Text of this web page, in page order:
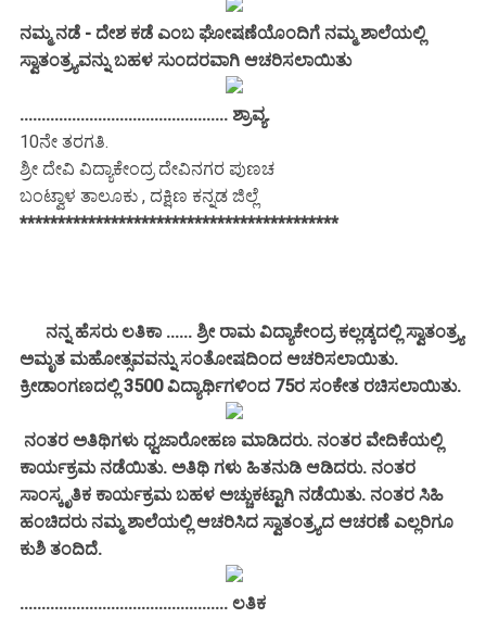
ನಮ್ಮ ನಡೆ - ದೇಶ ಕಡೆ ಎಂಬ ಘೋಷಣೆಯೊಂದಿಗೆ ನಮ್ಮ ಶಾಲೆಯಲ್ಲಿ
ಸ್ವಾತಂತ್ರ್ಯವನ್ನು ಬಹಳ ಸುಂದರವಾಗಿ ಆಚರಿಸಲಾಯಿತು
................................................ ಶ್ರಾವ್ಯ.
10ನೇ ತರಗತಿ.
ಶ್ರೀ ದೇವಿ ವಿದ್ಯಾಕೇಂದ್ರ ದೇವಿನಗರ ಪುಣಚ
ಬಂಟ್ವಾಳ ತಾಲೂಕು , ದಕ್ಷಿಣ ಕನ್ನಡ ಜಿಲ್ಲೆ
******************************************
ನನ್ನ ಹೆಸರು ಲತಿಕಾ ...... ಶ್ರೀ ರಾಮ ವಿದ್ಯಾಕೇಂದ್ರ ಕಲ್ಲಡ್ಕದಲ್ಲಿ ಸ್ವಾತಂತ್ರ್ಯ
ಅಮೃತ ಮಹೋತ್ಸವವನ್ನು ಸಂತೋಷದಿಂದ ಆಚರಿಸಲಾಯಿತು.
ಕ್ರೀಡಾಂಗಣದಲ್ಲಿ 3500 ವಿದ್ಯಾರ್ಥಿಗಳಿಂದ 75ರ ಸಂಕೇತ ರಚಿಸಲಾಯಿತು.
ನಂತರ ಅತಿಥಿಗಳು ಧ್ವಜಾರೋಹಣ ಮಾಡಿದರು. ನಂತರ ವೇದಿಕೆಯಲ್ಲಿ
ಕಾರ್ಯಕ್ರಮ ನಡೆಯಿತು. ಅತಿಥಿ ಗಳು ಹಿತನುಡಿ ಆಡಿದರು. ನಂತರ
ಸಾಂಸ್ಕೃತಿಕ ಕಾರ್ಯಕ್ರಮ ಬಹಳ ಅಚ್ಚುಕಟ್ಟಾಗಿ ನಡೆಯಿತು. ನಂತರ ಸಿಹಿ
ಹಂಚಿದರು ನಮ್ಮ ಶಾಲೆಯಲ್ಲಿ ಆಚರಿಸಿದ ಸ್ವಾತಂತ್ರ್ಯದ ಆಚರಣೆ ಎಲ್ಲರಿಗೂ
ಕುಶಿ ತಂದಿದೆ.
................................................ ಲತಿಕ